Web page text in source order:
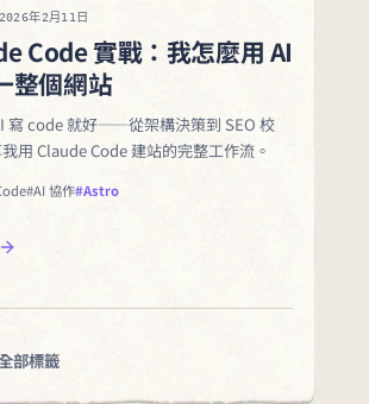
2026年2月11日
Code 實戰：我怎麼用 AI
整個網站
寫 code 就好——從架構決策到 SEO 校
用 Claude Code 建站的完整工作流。
#AI 協作#Astro
部標籤